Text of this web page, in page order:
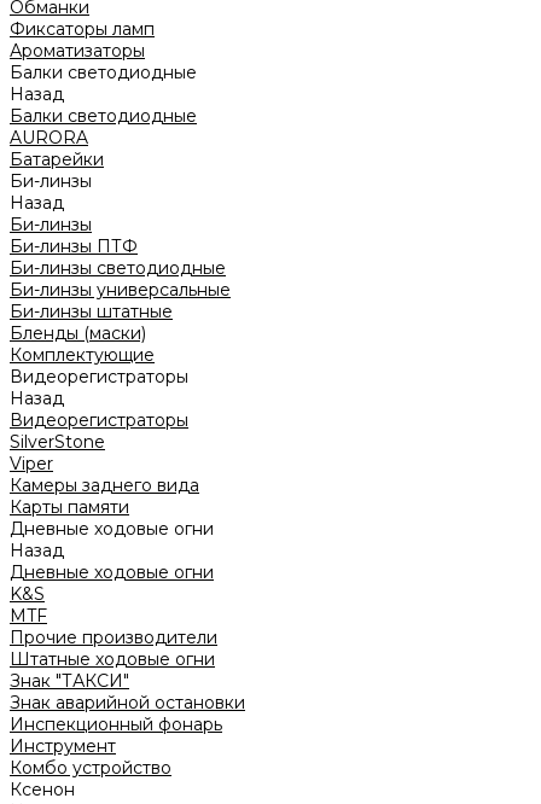
Обманки
Фиксаторы ламп
Ароматизаторы
Балки светодиодные
Назад
Балки светодиодные
AURORA
Батарейки
Би-линзы
Назад
Би-линзы
Би-линзы ПТФ
Би-линзы светодиодные
Би-линзы универсальные
Би-линзы штатные
Бленды (маски)
Комплектующие
Видеорегистраторы
Назад
Видеорегистраторы
SilverStone
Viper
Камеры заднего вида
Карты памяти
Дневные ходовые огни
Назад
Дневные ходовые огни
K&S
MTF
Прочие производители
Штатные ходовые огни
Знак "ТАКСИ"
Знак аварийной остановки
Инспекционный фонарь
Инструмент
Комбо устройство
Ксенон